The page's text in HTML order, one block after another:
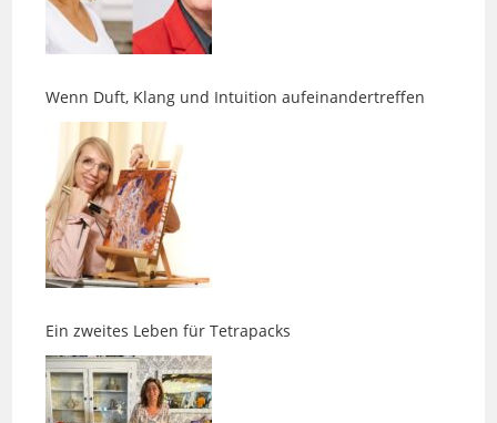
Wenn Duft, Klang und Intuition aufeinandertreffen
Ein zweites Leben für Tetrapacks